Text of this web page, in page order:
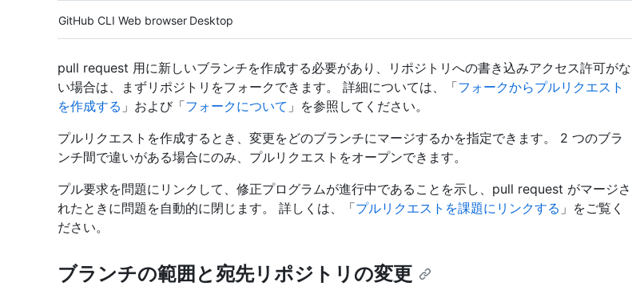
Tool navigation
GitHub CLI Web browser Desktop
pull request 用に新しいブランチを作成する必要があり、リポジトリへの書き込みアクセス許可がな
い場合は、まずリポジトリをフォークできます。 詳細については、「フォークからプルリクエスト
を作成する 」および「フォークについて 」を参照してください。
プルリクエストを作成するとき、変更をどのブランチにマージするかを指定できます。 2 つのブラ
ンチ間で違いがある場合にのみ、プルリクエストをオープンできます。
プル要求を問題にリンクして、修正プログラムが進行中であることを示し、pull request がマージさ
れたときに問題を自動的に閉じます。 詳しくは、「プルリクエストを課題にリンクする 」をご覧く
ださい。
ブランチの範囲と宛先リポジトリの変更